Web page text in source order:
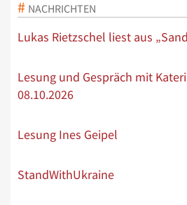
NACHRICHTEN
Lukas Rietzschel liest aus
Lesung und Gespräch mit
08.10.2026
Lesung Ines Geipel
StandWithUkraine